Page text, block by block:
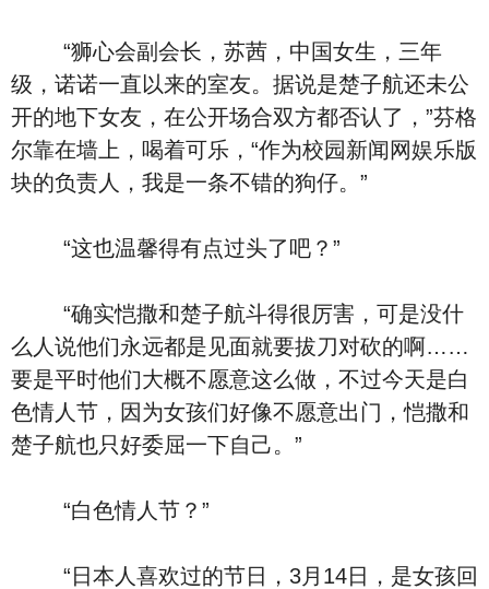
“狮心会副会长，苏茜，中国女生，三年
级，诺诺一直以来的室友。据说是楚子航还未公
开的地下女友，在公开场合双方都否认了，”芬格
尔靠在墙上，喝着可乐，“作为校园新闻网娱乐版
块的负责人，我是一条不错的狗仔。”
“这也温馨得有点过头了吧？”
“确实恺撒和楚子航斗得很厉害，可是没什
么人说他们永远都是见面就要拔刀对砍的啊……
要是平时他们大概不愿意这么做，不过今天是白
色情人节，因为女孩们好像不愿意出门，恺撒和
楚子航也只好委屈一下自己。”
“白色情人节？”
“日本人喜欢过的节日，3月14日，是女孩回